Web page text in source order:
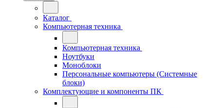
Каталог
Компьютерная техника
Компьютерная техника
Ноутбуки
Моноблоки
Персональные компьютеры (Системные
блоки)
Комплектующие и компоненты ПК